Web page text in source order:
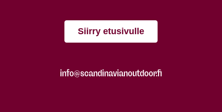
Siirry etusivulle
info@scandinavianoutdoor.fi